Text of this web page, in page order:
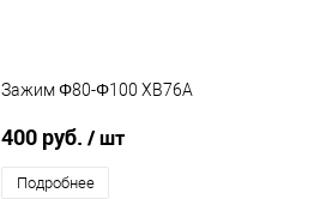
Зажим Φ80-Φ100 XB76A
400 руб. / шт
Подробнее